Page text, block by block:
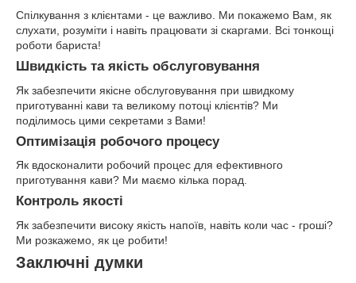
Спілкування з клієнтами - це важливо. Ми покажемо Вам, як
слухати, розуміти і навіть працювати зі скаргами. Всі тонкощі
роботи бариста!
Швидкість та якість обслуговування
Як забезпечити якісне обслуговування при швидкому
приготуванні кави та великому потоці клієнтів? Ми
поділимось цими секретами з Вами!
Оптимізація робочого процесу
Як вдосконалити робочий процес для ефективного
приготування кави? Ми маємо кілька порад.
Контроль якості
Як забезпечити високу якість напоїв, навіть коли час - гроші?
Ми розкажемо, як це робити!
Заключні думки